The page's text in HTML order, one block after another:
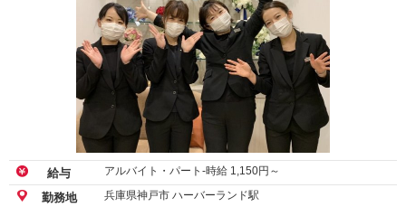
給与 アルバイト・パート-時給 1,150円～
勤務地 兵庫県神戸市 ハーバーランド駅